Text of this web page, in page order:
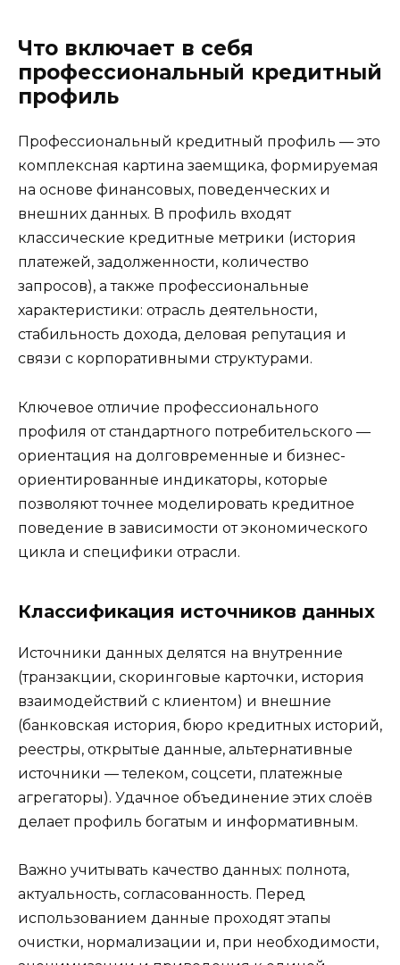
Что включает в себя
профессиональный кредитный
профиль
Профессиональный кредитный профиль — это
комплексная картина заемщика, формируемая
на основе финансовых, поведенческих и
внешних данных. В профиль входят
классические кредитные метрики (история
платежей, задолженности, количество
запросов), а также профессиональные
характеристики: отрасль деятельности,
стабильность дохода, деловая репутация и
связи с корпоративными структурами.
Ключевое отличие профессионального
профиля от стандартного потребительского —
ориентация на долговременные и бизнес-
ориентированные индикаторы, которые
позволяют точнее моделировать кредитное
поведение в зависимости от экономического
цикла и специфики отрасли.
Классификация источников данных
Источники данных делятся на внутренние
(транзакции, скоринговые карточки, история
взаимодействий с клиентом) и внешние
(банковская история, бюро кредитных историй,
реестры, открытые данные, альтернативные
источники — телеком, соцсети, платежные
агрегаторы). Удачное объединение этих слоёв
делает профиль богатым и информативным.
Важно учитывать качество данных: полнота,
актуальность, согласованность. Перед
использованием данные проходят этапы
очистки, нормализации и, при необходимости,